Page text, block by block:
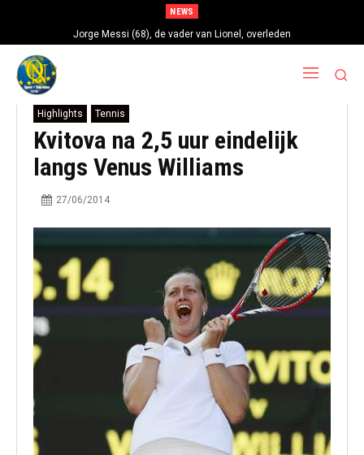
NEWS
Jorge Messi (68), de vader van Lionel, overleden
Highlights Tennis
Kvitova na 2,5 uur eindelijk
langs Venus Williams
27/06/2014